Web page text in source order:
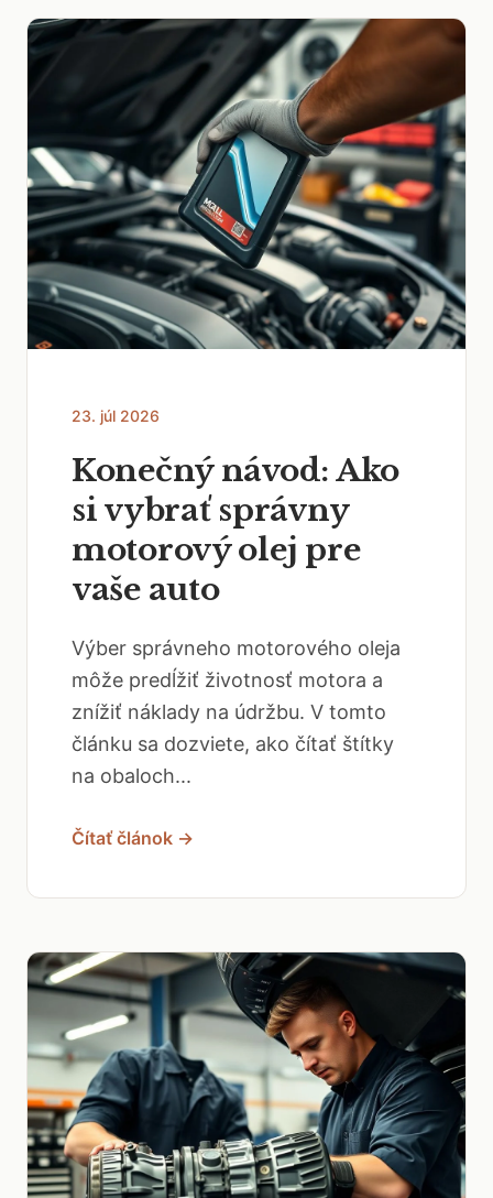
23. júl 2026
Konečný návod: Ako
si vybrať správny
motorový olej pre
vaše auto
Výber správneho motorového oleja
môže predĺžiť životnosť motora a
znížiť náklady na údržbu. V tomto
článku sa dozviete, ako čítať štítky
na obaloch...
Čítať článok →